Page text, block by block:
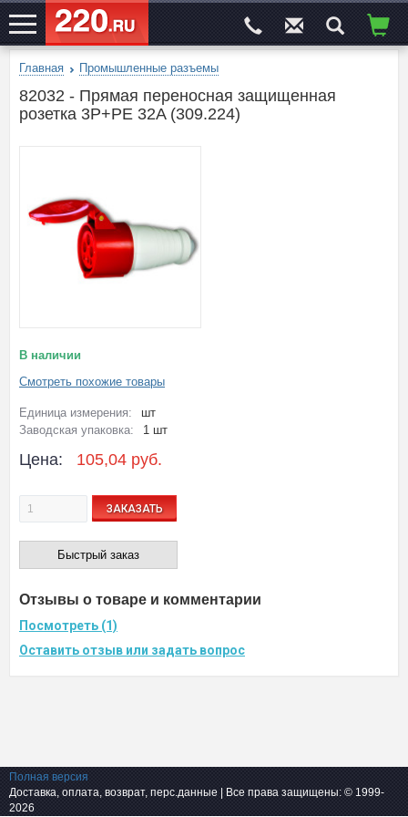
ЭЛЕКТРОСАЙТ№1
Главная Промышленные разъемы
82032 - Прямая переносная защищенная
розетка 3P+PE 32A (309.224)
В наличии
Смотреть похожие товары
Единица измерения:
шт
Заводская упаковка:
1 шт
Цена: 105,04 руб.
ЗАКАЗАТЬ
Быстрый заказ
Отзывы о товаре и комментарии
Посмотреть (1)
Оставить отзыв или задать вопрос
Полная версия
Доставка, оплата, возврат, перс.данные | Все права защищены: © 1999-
2026